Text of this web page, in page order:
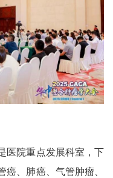
院重点发展科室，下
癌、肺癌、气管肿瘤、